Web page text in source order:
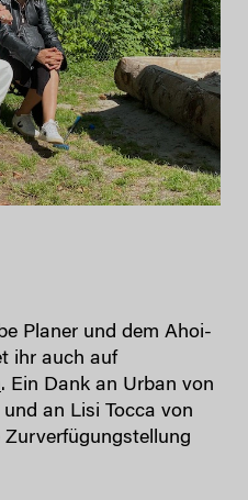
Planer und dem Ahoi-
ihr auch auf
. Ein Dank an Urban von
an Lisi Tocca von